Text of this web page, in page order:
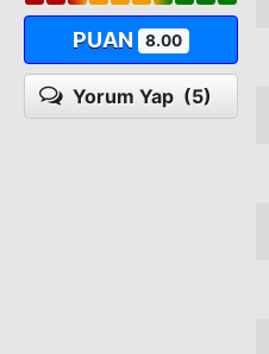
PUAN 8.00
Yorum Yap (5)